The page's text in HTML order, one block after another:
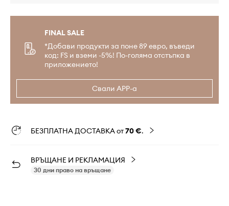
FINAL SALE
*Добави продукти за поне 89 евро, въведи
код: FS и вземи -5%! По-голяма отстъпка в
приложението!
Свали APP-а
БЕЗПЛАТНА ДОСТАВКА от70 €.
ВРЪЩАНЕ И РЕКЛАМАЦИЯ
30 дни право на връщане